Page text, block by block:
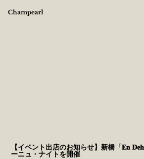
Champearl
【イベント出店のお知らせ】新橋「𝐄𝐧
ーニュ・ナイトを開催